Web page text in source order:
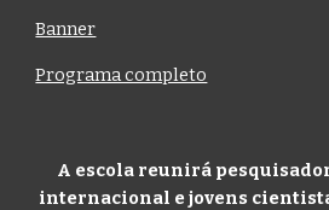
Banner
Programa completo
A escola reunirá
internacional e jovens